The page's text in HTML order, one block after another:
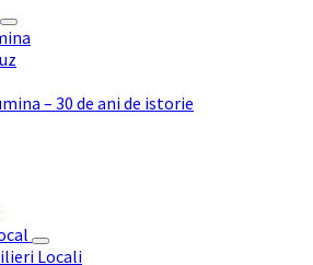
– 30 de ani de istorie
Locali